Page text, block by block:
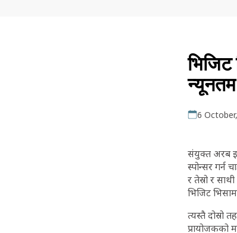
भिजिट
6
संयुक्त अरब
स्पोन्सर गर्न
र तेस्रो र
भिजिट
त्यस्तै दोस्रो
प्रायोजकको